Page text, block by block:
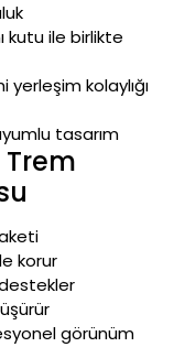
kutu ile birlikte
yerleşim kolaylığı
tasarım
korur
görünüm